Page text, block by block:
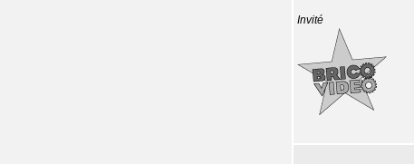
Invité